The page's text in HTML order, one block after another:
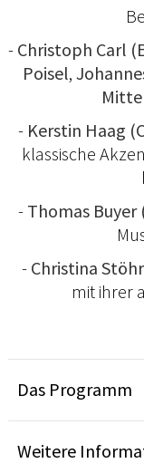
- Christoph Carl
Poisel,
- Kerstin Haag
klassische
- Thomas Buyer
- Christina
mit ihrer
Das Programm
Weitere